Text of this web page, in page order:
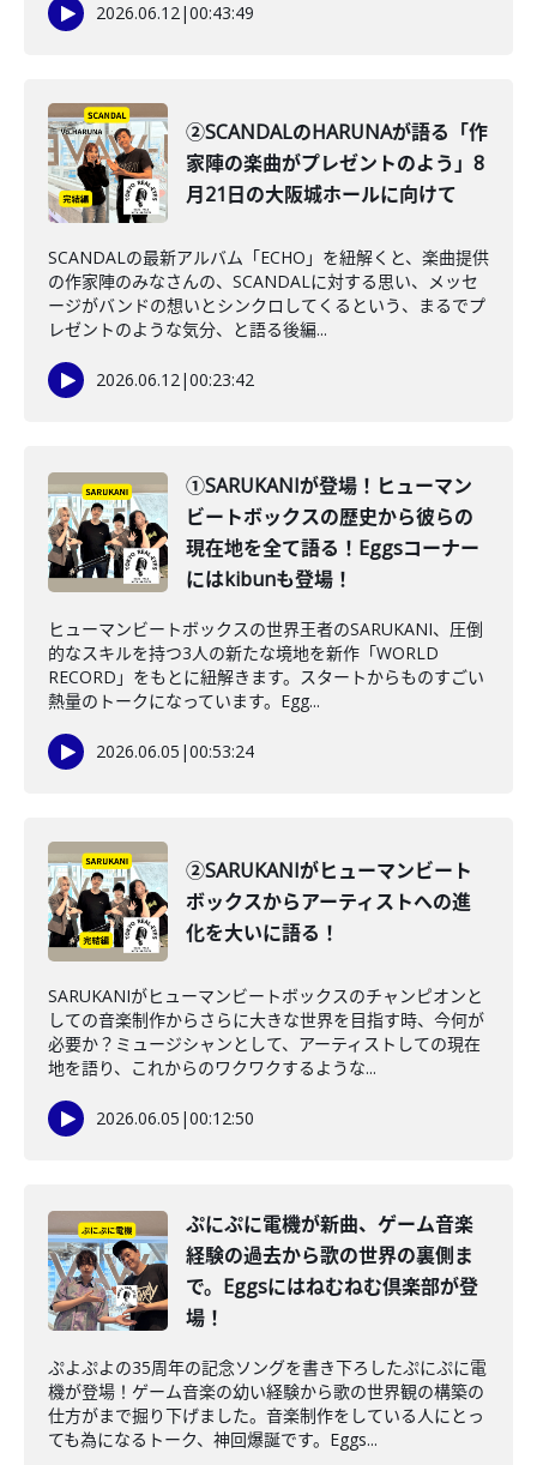
2026.06.12|00:43:49
②SCANDALのHARUNAが語る「作
家陣の楽曲がプレゼントのよう」8
月21日の大阪城ホールに向けて
SCANDALの最新アルバム「ECHO」を紐解くと、楽曲提供
の作家陣のみなさんの、SCANDALに対する思い、メッセ
ージがバンドの想いとシンクロしてくるという、まるでプ
レゼントのような気分、と語る後編...
2026.06.12|00:23:42
①SARUKANIが登場！ヒューマン
ビートボックスの歴史から彼らの
現在地を全て語る！Eggsコーナー
にはkibunも登場！
ヒューマンビートボックスの世界王者のSARUKANI、圧倒
的なスキルを持つ3人の新たな境地を新作「WORLD
RECORD」をもとに紐解きます。スタートからものすごい
熱量のトークになっています。Egg...
2026.06.05 |00:53:24
②SARUKANIがヒューマンビート
ボックスからアーティストへの進
化を大いに語る！
SARUKANIがヒューマンビートボックスのチャンピオンと
しての音楽制作からさらに大きな世界を目指す時、今何が
必要か？ミュージシャンとして、アーティストしての現在
地を語り、これからのワクワクするような...
2026.06.05 |00:12:50
ぷにぷに電機が新曲、ゲーム音楽
経験の過去から歌の世界の裏側ま
で。Eggsにはねむねむ倶楽部が登
場！
ぷよぷよの35周年の記念ソングを書き下ろしたぷにぷに電
機が登場！ゲーム音楽の幼い経験から歌の世界観の構築の
仕方がまで掘り下げました。音楽制作をしている人にとっ
ても為になるトーク、神回爆誕です。Eggs...